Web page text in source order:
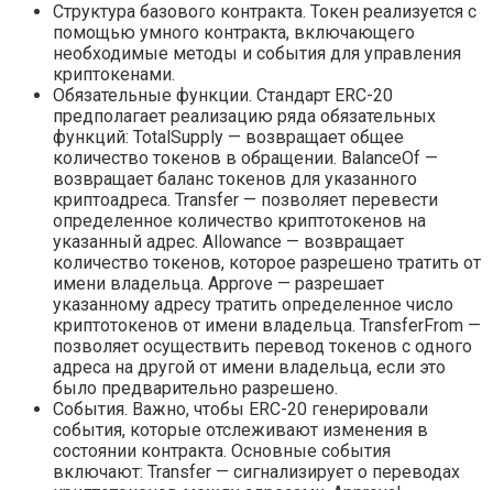
Структура базового контракта. Токен реализуется с
помощью умного контракта, включающего
необходимые методы и события для управления
криптокенами.
Обязательные функции. Стандарт ERC-20
предполагает реализацию ряда обязательных
функций: TotalSupply — возвращает общее
количество токенов в обращении. BalanceOf —
возвращает баланс токенов для указанного
криптоадреса. Transfer — позволяет перевести
определенное количество криптотокенов на
указанный адрес. Allowance — возвращает
количество токенов, которое разрешено тратить от
имени владельца. Approve — разрешает
указанному адресу тратить определенное число
криптотокенов от имени владельца. TransferFrom —
позволяет осуществить перевод токенов с одного
адреса на другой от имени владельца, если это
было предварительно разрешено.
События. Важно, чтобы ERC-20 генерировали
события, которые отслеживают изменения в
состоянии контракта. Основные события
включают: Transfer — сигнализирует о переводах